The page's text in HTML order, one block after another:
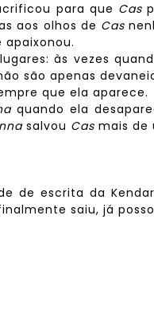
para que Cas
aos olhos de Cas
às vezes
são apenas
que ela aparece.
quando ela
salvou Cas mais de
de escrita da
saiu, já